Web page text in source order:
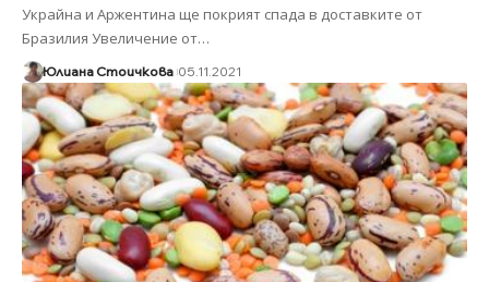
Украйна и Аржентина ще покрият спада в доставките от
Бразилия Увеличение от…
Юлиана Стоичкова 05.11.2021